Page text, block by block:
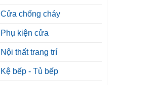
Cửa chống cháy
Phụ kiện cửa
Nội thất trang trí
Kệ bếp - Tủ bếp